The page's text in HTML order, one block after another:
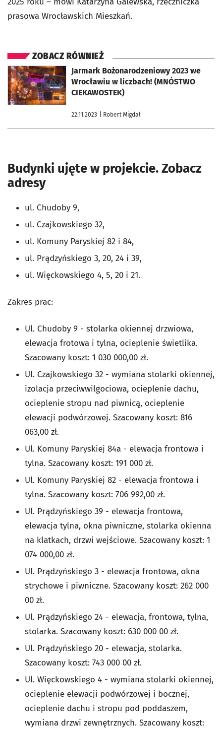
prasowa Wrocławskich Mieszkań.
ZOBACZ RÓWNIEŻ
Jarmark Bożonarodzeniowy 2023 we
Wrocławiu w liczbach! (MNÓSTWO
CIEKAWOSTEK)
22.11.2023 | Robert Migdał
otworzy się w nowej karcie
Budynki ujęte w projekcie. Zobacz
adresy
ul. Chudoby 9,
ul. Czajkowskiego 32,
ul. Komuny Paryskiej 82 i 84,
ul. Prądzyńskiego 3, 20, 24 i 39,
ul. Więckowskiego 4, 5, 20 i 21.
Zakres prac:
Ul. Chudoby 9 - stolarka okiennej drzwiowa,
elewacja frotowa i tylna, ocieplenie świetlika.
Szacowany koszt: 1 030 000,00 zł.
Ul. Czajkowskiego 32 - wymiana stolarki okiennej,
izolacja przeciwwilgociowa, ocieplenie dachu,
ocieplenie stropu nad piwnicą, ocieplenie
elewacji podwórzowej. Szacowany koszt: 816
063,00 zł.
Ul. Komuny Paryskiej 84a - elewacja frontowa i
tylna. Szacowany koszt: 191 000 zł.
Ul. Komuny Paryskiej 82 - elewacja frontowa i
tylna. Szacowany koszt: 706 992,00 zł.
Ul. Prądzyńskiego 39 - elewacja frontowa,
elewacja tylna, okna piwniczne, stolarka okienna
na klatkach, drzwi wejściowe. Szacowany koszt: 1
074 000,00 zł.
Ul. Prądzyńskiego 3 - elewacja frontowa, okna
strychowe i piwniczne. Szacowany koszt: 262 000
00 zł.
Ul. Prądzyńskiego 24 - elewacja, frontowa, tylna,
stolarka. Szacowany koszt: 630 000 00 zł.
Ul. Prądzyńskiego 20 - elewacja, stolarka.
Szacowany koszt: 743 000 00 zł.
Ul. Więckowskiego 4 - wymiana stolarki okiennej,
ocieplenie elewacji podwórzowej i bocznej,
ocieplenie dachu i stropu pod poddaszem,
wymiana drzwi zewnętrznych. Szacowany koszt: